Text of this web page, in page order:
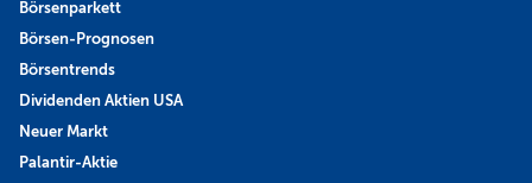
Börsenparkett
Börsen-Prognosen
Börsentrends
Dividenden Aktien USA
Neuer Markt
Palantir-Aktie